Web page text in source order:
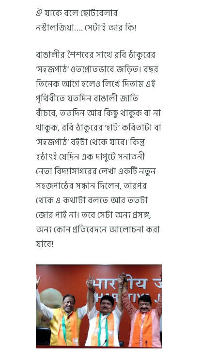
ঐ যাকে বলে ছোটবেলার
নস্টালজিয়া…. সেটা’ই আর কি!
বাঙালীর শৈশবের সাথে রবি ঠাকুরের
‘সহজপাঠ’ ওতপ্রোতভাবে জড়িত। বছর
তিনেক আগে হলেও লিখে দিতাম এই
পৃথিবীতে যতদিন বাঙালী জাতি
বাঁচবে, ততদিন আর কিছু থাকুক বা না
থাকুক, রবি ঠাকুরের ‘হাট’ কবিতাটা বা
‘সহজপাঠ’ বইটা থেকে যাবে। কিন্তু
হঠাৎই যেদিন এক দাপুটে সনাতনী
নেতা বিদ্যাসাগরের লেখা একটি নতুন
সহজপাঠের সন্ধান দিলেন, তারপর
থেকে এ কথাটা বলতে আর ততটা
জোর পাই না। তবে সেটা অন্য প্রসঙ্গ,
অন্য কোন প্রতিবেদনে আলোচনা করা
যাবে!